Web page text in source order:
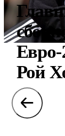
Евро-
Рой